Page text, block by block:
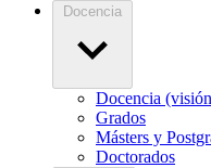
Docencia
Docencia
Grados
Másters y
Doctorados